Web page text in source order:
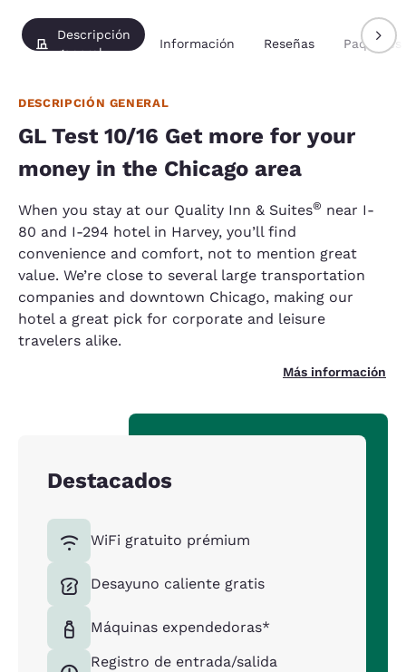
Descripción
general
Información Reseñas Paquetes
DESCRIPCIÓN GENERAL
GL Test 10/16 Get more for your
money in the Chicago area
When you stay at our Quality Inn & Suites® near I-
80 and I-294 hotel in Harvey, you’ll find
convenience and comfort, not to mention great
value. We’re close to several large transportation
companies and downtown Chicago, making our
hotel a great pick for corporate and leisure
travelers alike.
Más información
Destacados
WiFi gratuito prémium
Desayuno caliente gratis
Máquinas expendedoras*
Registro de entrada/salida